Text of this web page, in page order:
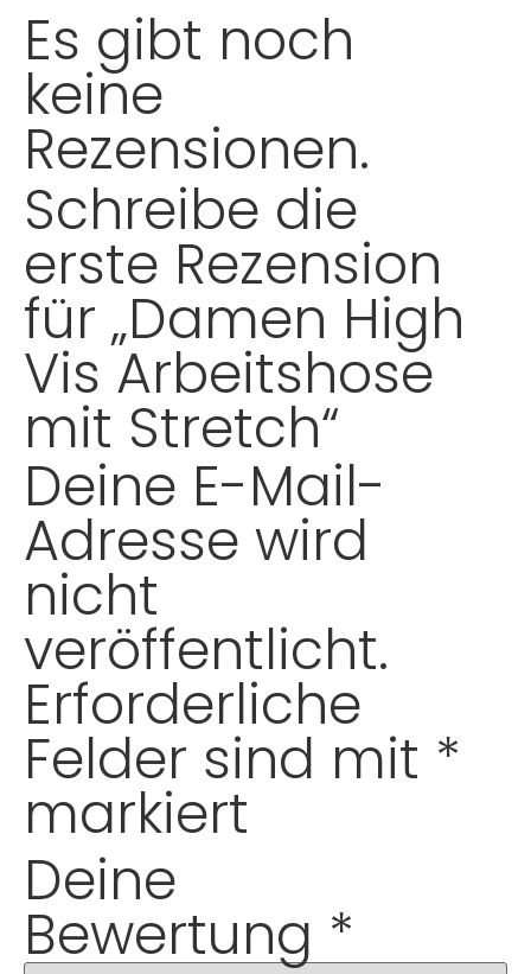
Es gibt noch
keine
Rezensionen.
Schreibe die
erste Rezension
für „Damen High
Vis Arbeitshose
mit Stretch“
Deine E-Mail-
Adresse wird
nicht
veröffentlicht.
Erforderliche
Felder sind mit *
markiert
Deine
Bewertung *